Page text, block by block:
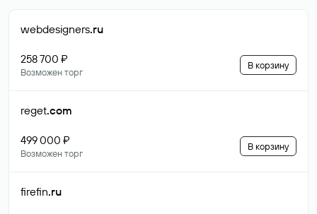
webdesigners.ru
258 700 ₽
Возможен торг
В корзину
reget.com
499 000 ₽
Возможен торг
В корзину
firefin.ru